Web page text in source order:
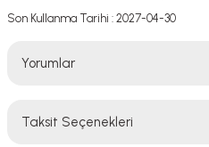
Son Kullanma Tarihi : 2027-04-30
Yorumlar
Taksit Seçenekleri